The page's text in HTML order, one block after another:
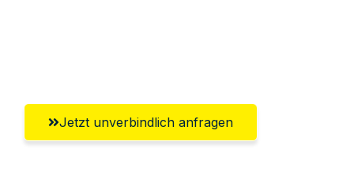
Jetzt unverbindlich anfragen